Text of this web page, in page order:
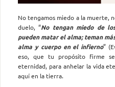
No tengamos miedo a la muerte,
duelo, “No tengan miedo de
pueden matar el alma; teman
alma y cuerpo en el infierno”
eso, que tu propósito firme
eternidad, para anhelar la vida
aquí en la tierra.